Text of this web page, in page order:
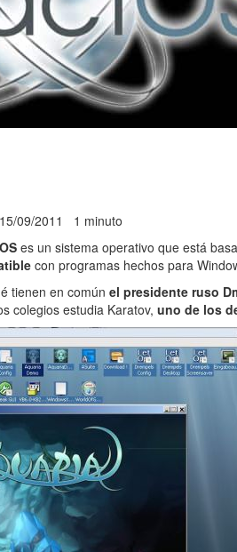
15/09/2011 1 minuto
es un sistema operativo que está
con programas hechos para
tienen en común el presidente ruso
colegios estudia Karatov, uno de los